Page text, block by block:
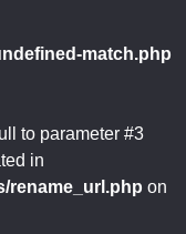
match.php
to parameter #3
in
rename_url.php on